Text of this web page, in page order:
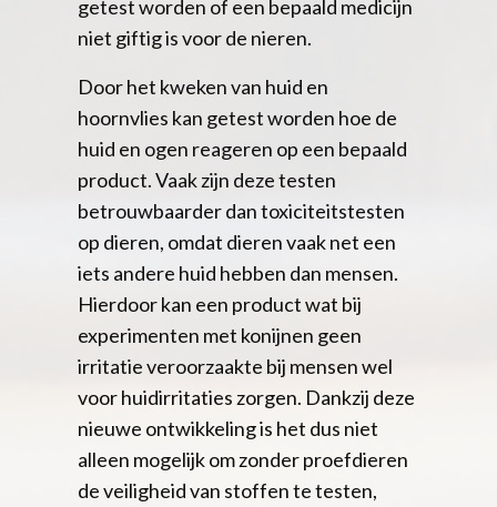
getest worden of een bepaald medicijn
niet giftig is voor de nieren.
Door het kweken van huid en
hoornvlies kan getest worden hoe de
huid en ogen reageren op een bepaald
product. Vaak zijn deze testen
betrouwbaarder dan toxiciteitstesten
op dieren, omdat dieren vaak net een
iets andere huid hebben dan mensen.
Hierdoor kan een product wat bij
experimenten met konijnen geen
irritatie veroorzaakte bij mensen wel
voor huidirritaties zorgen. Dankzij deze
nieuwe ontwikkeling is het dus niet
alleen mogelijk om zonder proefdieren
de veiligheid van stoffen te testen,